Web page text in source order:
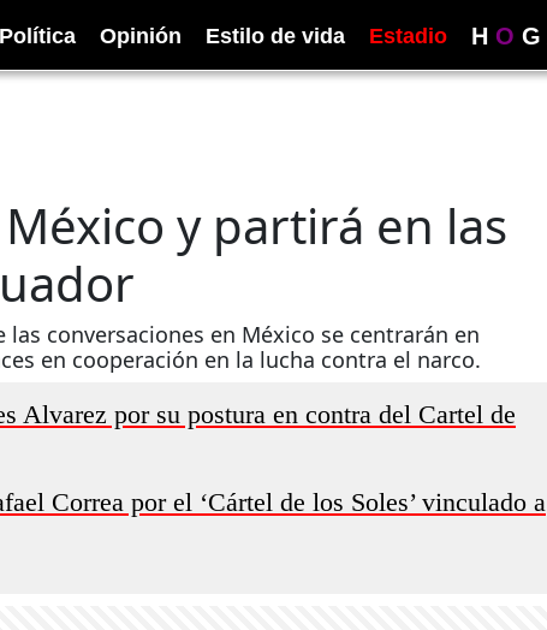
Política Opinión Estilo de vida Estadio H O G
y partirá en las
conversaciones en México se centrarán en
en cooperación en la lucha contra el narco.
Alvarez por su postura en contra del Cartel de
Correa por el ‘Cártel de los Soles’ vinculado a